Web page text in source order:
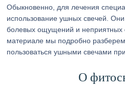
Обыкновенно, для лечения
использование ушных свечей. Они
болевых ощущений и неприятных
материале мы подробно
пользоваться ушными свечами
О